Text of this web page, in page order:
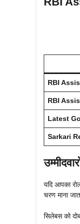
RBI
RBI
Latest
Sarkari
यदि आपका
चरण माना
सिलेबस को